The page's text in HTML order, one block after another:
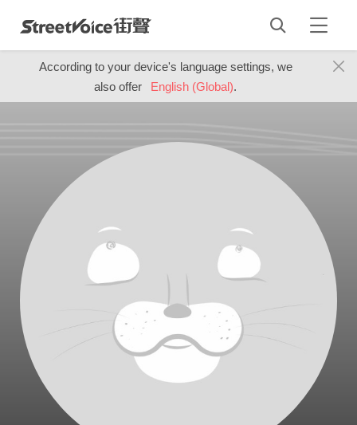
According to your device's language settings, we
also offer
English (Global).